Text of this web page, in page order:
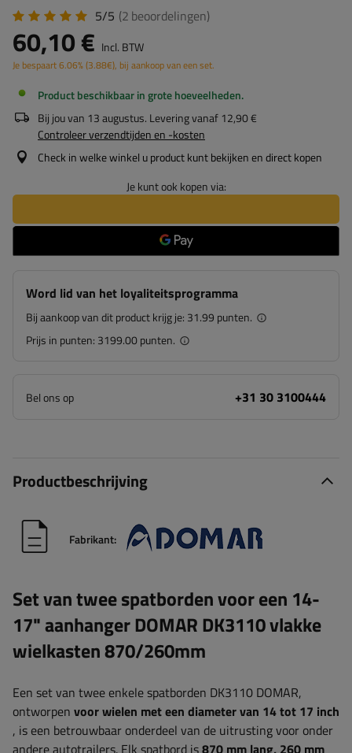
5/5 (2 beoordelingen)
60,10 € Incl. BTW
Je bespaart6.06%(3.88€), bij aankoop van een set.
Product beschikbaar in grote hoeveelheden
Bij jou van 13 augustus. Levering vanaf12,90 €
Controleer verzendtijden en -kosten
Check in welke winkel u product kunt bekijken en direct kopen
Je kunt ook kopen via:
Word lid van het loyaliteitsprogramma
Bij aankoop van dit product krijg je: 31.99 punten.
Prijs in punten: 3199.00 punten.
Bel ons op +31 30 3100444
Productbeschrijving
Fabrikant:
Set van twee spatborden voor een 14-
17" aanhanger DOMAR DK3110 vlakke
wielkasten 870/260mm
Een set van twee enkele spatborden DK3110 DOMAR,
ontworpen voor wielen met een diameter van 14 tot 17 inch
, is een betrouwbaar onderdeel van de uitrusting voor onder
andere autotrailers. Elk spatbord is870 mm lang, 260 mm